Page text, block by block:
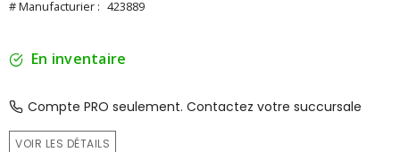
# Manufacturier : 423889
En inventaire
Compte PRO seulement. Contactez votre succursale
VOIR LES DÉTAILS